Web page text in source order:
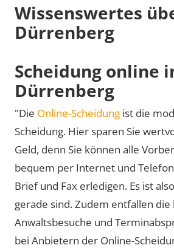
Wissenswertes
Dürrenberg
Scheidung online
Dürrenberg
"Die Online-Scheidung ist die
Scheidung. Hier sparen Sie
Geld, denn Sie können alle
bequem per Internet und
Brief und Fax erledigen. Es ist
gerade sind. Zudem entfallen die
Anwaltsbesuche und
bei Anbietern der Online-